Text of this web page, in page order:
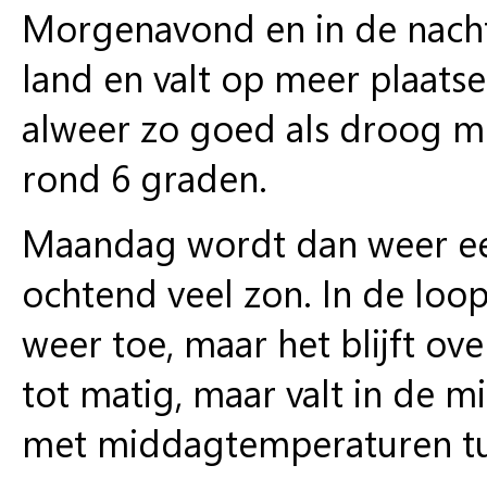
Morgenavond en in de
land en valt op meer
alweer zo goed als droog
rond 6 graden.
Maandag wordt dan weer
ochtend veel zon. In de
weer toe, maar het blijft
tot matig, maar valt in de
met middagtemperaturen